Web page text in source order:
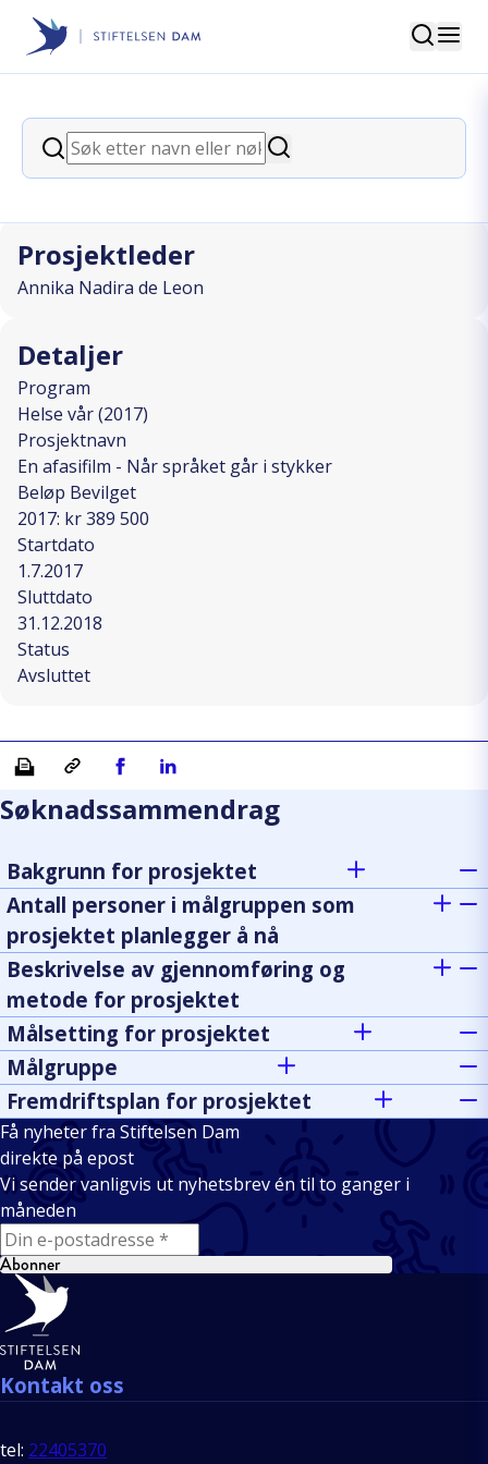
Stiftelsen Dam
Søk
Søk
Søk
back
En afasifilm - Når språket går i
Prosjektleder
Annika Nadira de Leon
Detaljer
Program
Helse vår (2017)
Prosjektnavn
En afasifilm - Når språket går i stykker
Beløp Bevilget
2017: kr 389 500
Startdato
1.7.2017
Sluttdato
31.12.2018
Status
Avsluttet
Skriv ut Kopiera länkDel på Facebook
Del på Linkedin
Søknadssammendrag
Bakgrunn for prosjektet
Antall personer i målgruppen som
prosjektet planlegger å nå
Beskrivelse av gjennomføring og
metode for prosjektet
Målsetting for prosjektet
Målgruppe
Fremdriftsplan for prosjektet
Få nyheter fra Stiftelsen Dam
direkte på epost
Vi sender vanligvis ut nyhetsbrev én til to ganger i
måneden
E-mail
Abonner
Bunntekst
Kontakt oss
tel: 22405370